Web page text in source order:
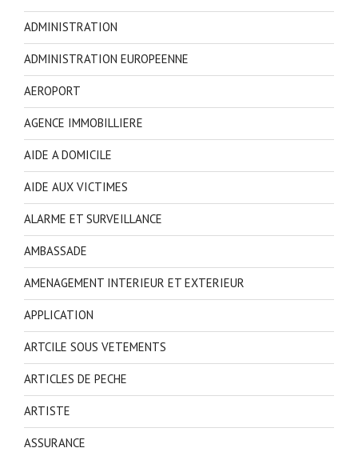
ADMINISTRATION
ADMINISTRATION EUROPEENNE
AEROPORT
AGENCE IMMOBILLIERE
AIDE A DOMICILE
AIDE AUX VICTIMES
ALARME ET SURVEILLANCE
AMBASSADE
AMENAGEMENT INTERIEUR ET EXTERIEUR
APPLICATION
ARTCILE SOUS VETEMENTS
ARTICLES DE PECHE
ARTISTE
ASSURANCE